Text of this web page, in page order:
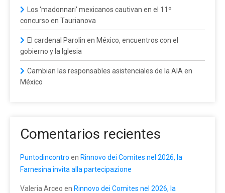
Los 'madonnari' mexicanos cautivan en el 11º
concurso en Taurianova
El cardenal Parolin en México, encuentros con el
gobierno y la Iglesia
Cambian las responsables asistenciales de la AIA en
México
Comentarios recientes
Puntodincontro en Rinnovo dei Comites nel 2026, la
Farnesina invita alla partecipazione
Valeria Arceo en Rinnovo dei Comites nel 2026, la